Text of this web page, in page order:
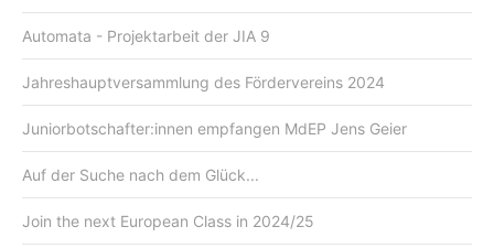
Automata - Projektarbeit der JIA 9
Jahreshauptversammlung des Fördervereins 2024
Juniorbotschafter:innen empfangen MdEP Jens Geier
Auf der Suche nach dem Glück...
Join the next European Class in 2024/25